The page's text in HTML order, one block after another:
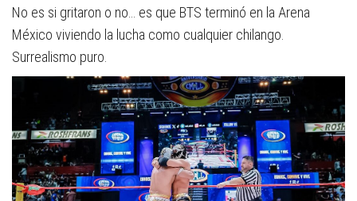
No es si gritaron o no… es que BTS terminó en la Arena
México viviendo la lucha como cualquier chilango.
Surrealismo puro.